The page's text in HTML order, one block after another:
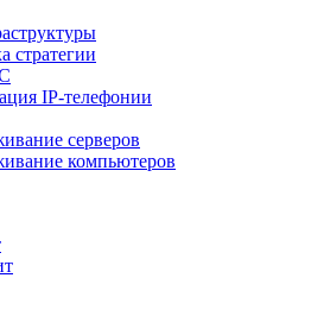
стратегии
IP-телефонии
серверов
компьютеров